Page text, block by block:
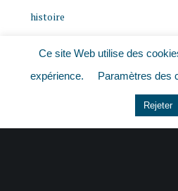
histoire
Le coin du dirigeant
Non classé
Ce site Web utilise des
expérience.
Paramètres des
Rejeter